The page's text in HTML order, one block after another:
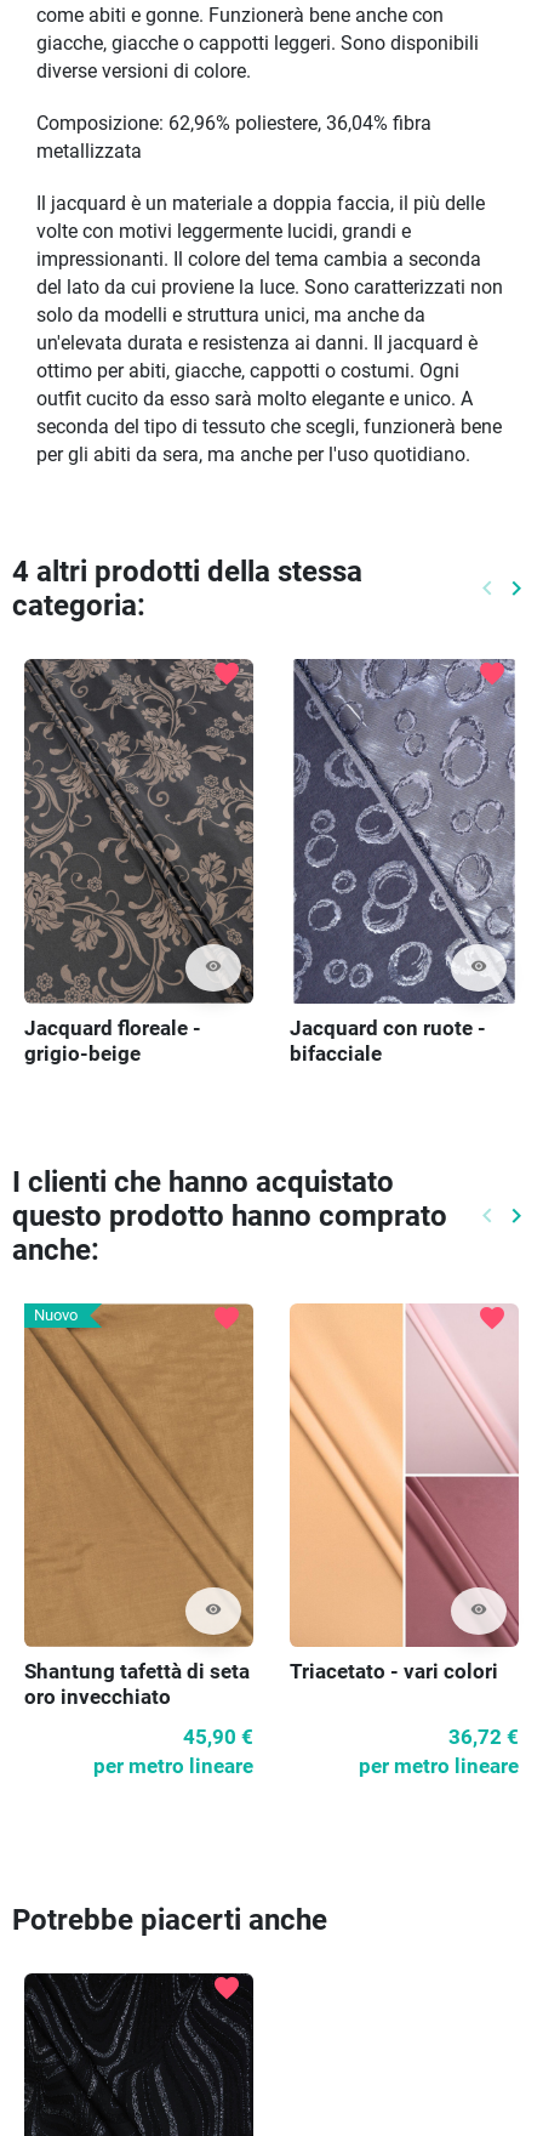
come abiti e gonne. Funzionerà bene anche con
giacche, giacche o cappotti leggeri. Sono disponibili
diverse versioni di colore.
Composizione: 62,96% poliestere, 36,04% fibra
metallizzata
Il jacquard è un materiale a doppia faccia, il più delle
volte con motivi leggermente lucidi, grandi e
impressionanti. Il colore del tema cambia a seconda
del lato da cui proviene la luce. Sono caratterizzati non
solo da modelli e struttura unici, ma anche da
un'elevata durata e resistenza ai danni. Il jacquard è
ottimo per abiti, giacche, cappotti o costumi. Ogni
outfit cucito da esso sarà molto elegante e unico. A
seconda del tipo di tessuto che scegli, funzionerà bene
per gli abiti da sera, ma anche per l'uso quotidiano.
4 altri prodotti della stessa
categoria:
keyboard_arrow_left keyboard_arrow_right
visibility
favorite
Jacquard floreale -
grigio-beige
visibility
favorite
Jacquard con ruote -
bifacciale
I clienti che hanno acquistato
questo prodotto hanno comprato
anche:
keyboard_arrow_left keyboard_arrow_right
Nuovo
visibility
favorite
Shantung tafettà di seta
oro invecchiato
45,90 €
per metro lineare
visibility
favorite
Triacetato - vari colori
36,72 €
per metro lineare
Potrebbe piacerti anche
favorite